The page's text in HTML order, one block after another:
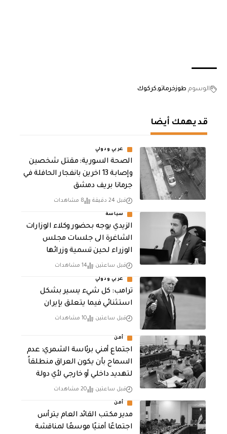
الوسوم طوزخرماتو كركوك
قد يهمك أيضا
عربي ودولي
الصحة السورية: مقتل شخصين
وإصابة 13 اخرين بانفجار الحافلة في
جرمانا بريف دمشق
قبل 24 دقيقة 8 مشاهدات
سياسة
الزيدي يوجه بحضور وكلاء الوزارات
الشاغرة الى جلسات مجلس
الوزراء لحين تسمية وزرائها
قبل ساعتين 14 مشاهدات
عربي ودولي
ترامب: كل شيء يسير بشكل
استثنائي فيما يتعلق بإيران
قبل ساعتين 10 مشاهدات
أمن
اجتماع أمني برئاسة الشمري: عدم
السماح بأن يكون العراق منطلقاً
لتهديد داخلي أو خارجي لأي دولة
قبل ساعتين 20 مشاهدات
أمن
مدير مكتب القائد العام يترأس
اجتماعًا أمنيًا موسعًا لمناقشة